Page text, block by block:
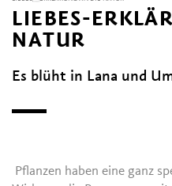
LIEBES-
NATUR
Es blüht in Lana und
Pflanzen haben eine ganz